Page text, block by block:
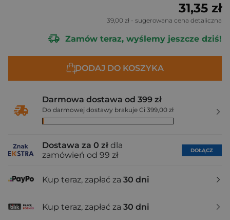
31,35 zł
39,00 zł - sugerowana cena detaliczna
Zamów teraz, wyślemy jeszcze dziś!
DODAJ DO KOSZYKA
Darmowa dostawa od 399 zł
Do darmowej dostawy brakuje Ci 399,00 zł
Dostawa za 0 zł dla
zamówień od 99 zł
DOŁĄCZ
Kup teraz, zapłać za 30 dni
Kup teraz, zapłać za 30 dni